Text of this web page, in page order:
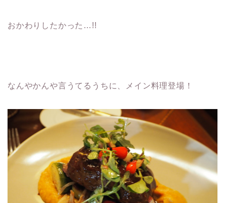
おかわりしたかった…!!
なんやかんや言うてるうちに、メイン料理登場！